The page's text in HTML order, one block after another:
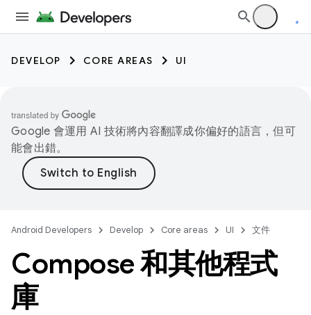
DEVELOP CORE AREAS UI
Google 會運用 AI 技術將內容翻譯成你偏好的語言，但可
能會出錯。
Android Developers Develop Core areas UI 文件
Compose 和其他程式
庫